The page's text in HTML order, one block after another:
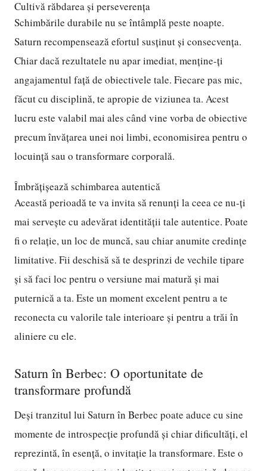
Cultivă răbdarea și perseverența
Schimbările durabile nu se întâmplă peste noapte.
Saturn recompensează efortul susținut și consecvența.
Chiar dacă rezultatele nu apar imediat, menține-ți
angajamentul față de obiectivele tale. Fiecare pas mic,
făcut cu disciplină, te apropie de viziunea ta. Acest
lucru este valabil mai ales când vine vorba de obiective
precum învățarea unei noi limbi, economisirea pentru o
locuință sau o transformare corporală.
Îmbrățișează schimbarea autentică
Această perioadă te va invita să renunți la ceea ce nu-ți
mai servește cu adevărat identității tale autentice. Poate
fi o relație, un loc de muncă, sau chiar anumite credințe
limitative. Fii deschisă să te desprinzi de vechile tipare
și să faci loc pentru o versiune mai matură și mai
puternică a ta. Este un moment excelent pentru a te
reconecta cu valorile tale interioare și pentru a trăi în
aliniere cu ele.
Saturn în Berbec: O oportunitate de
transformare profundă
Deși tranzitul lui Saturn în Berbec poate aduce cu sine
momente de introspecție profundă și chiar dificultăți, el
reprezintă, în esență, o invitație la transformare. Este o